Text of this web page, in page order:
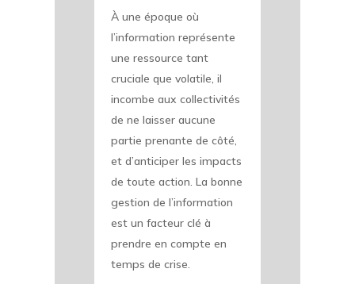
À une époque où
l’information représente
une ressource tant
cruciale que volatile, il
incombe aux collectivités
de ne laisser aucune
partie prenante de côté,
et d’anticiper les impacts
de toute action. La bonne
gestion de l’information
est un facteur clé à
prendre en compte en
temps de crise.